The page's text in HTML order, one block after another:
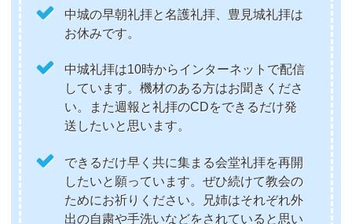
中城の早朝礼拝と名護礼拝、豊見城礼拝は
お休みです。
中城礼拝は10時からインターネットで配信
しています。機材のある方はお聞きくださ
い。また週報と礼拝のCDをできるだけ発
送したいと思います。
できるだけ早く共に集まる会堂礼拝を再開
したいと願っています。ぜひ続けて教会の
ためにお祈りください。兄姉はそれぞれ外
出の自粛や手洗いなどをされていると思い